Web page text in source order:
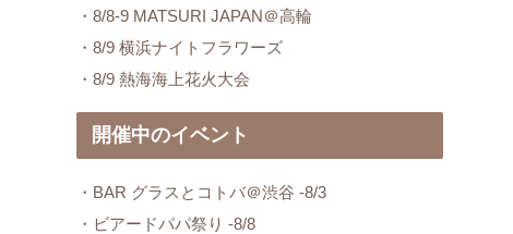
・8/8-9 MATSURI JAPAN＠高輪
・8/9 横浜ナイトフラワーズ
・8/9 熱海海上花火大会
開催中のイベント
・BAR グラスとコトバ＠渋谷 -8/3
・ビアードパパ祭り -8/8